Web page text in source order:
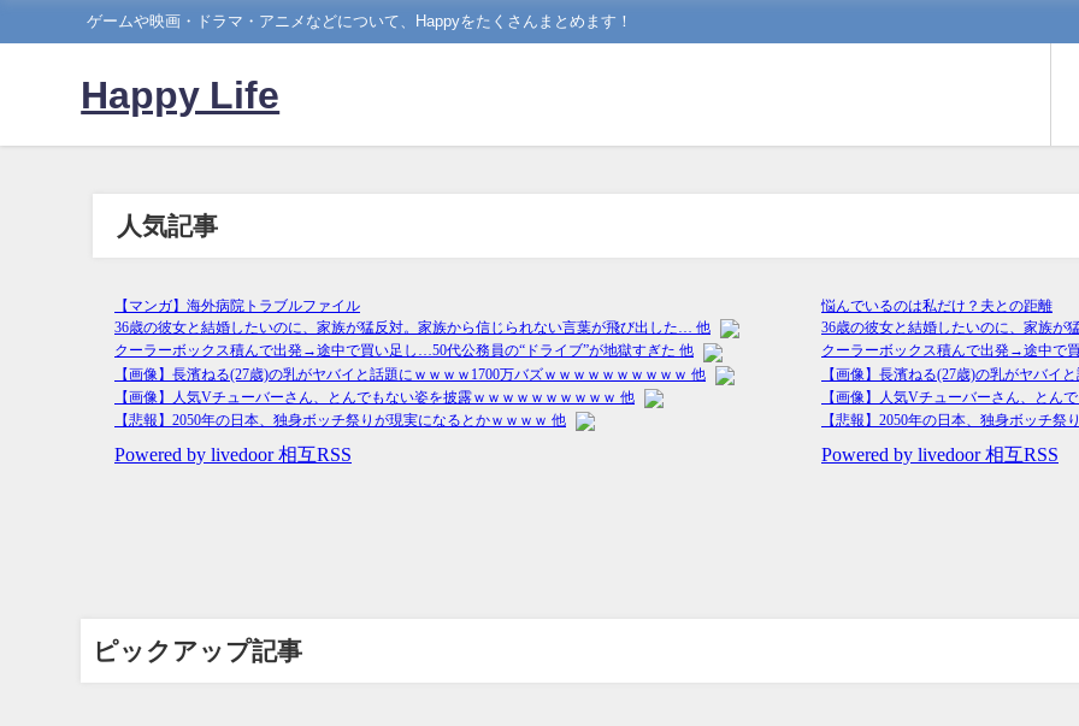
ゲームや映画・ドラマ・アニメなどについて、Happyをたくさんまとめます！
Happy Life
人気記事
ピックアップ記事